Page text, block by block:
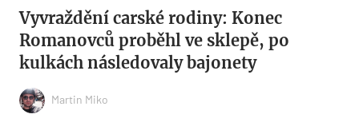
Vyvraždění carské rodiny: Konec
Romanovců proběhl ve sklepě, po
kulkách následovaly bajonety
Martin Miko